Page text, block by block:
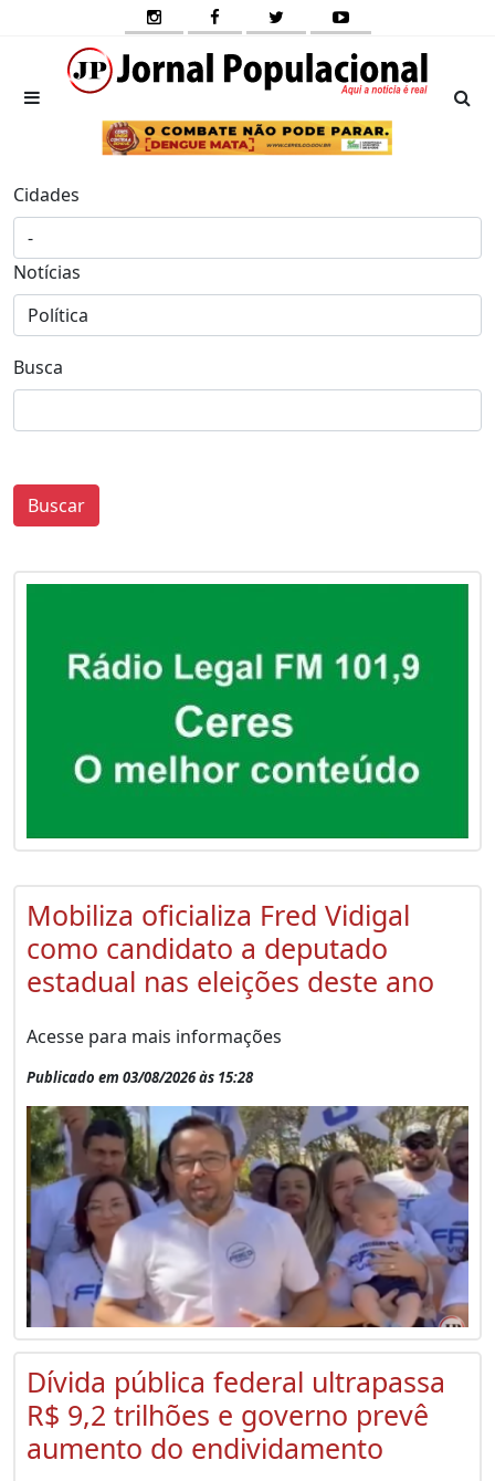
Cidades
Notícias
Busca
Buscar
Mobiliza oficializa Fred Vidigal
como candidato a deputado
estadual nas eleições deste ano
Acesse para mais informações
Publicado em 03/08/2026 às 15:28
Dívida pública federal ultrapassa
R$ 9,2 trilhões e governo prevê
aumento do endividamento